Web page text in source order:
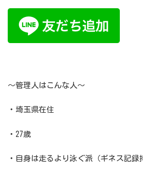
～管理人はこんな人～
・埼玉県在住
・27歳
・自身は走るより泳ぐ派（ギネス記録